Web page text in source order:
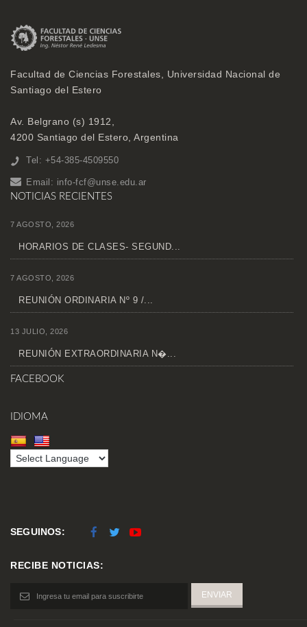
Facultad de Ciencias Forestales, Universidad Nacional de
Santiago del Estero
Av. Belgrano (s) 1912,
4200 Santiago del Estero, Argentina
Tel: +54-385-4509550
Email: info-fcf@unse.edu.ar
NOTICIAS RECIENTES
7 AGOSTO, 2026
HORARIOS DE CLASES- SEGUND...
7 AGOSTO, 2026
REUNIÓN ORDINARIA Nº 9 /...
13 JULIO, 2026
REUNIÓN EXTRAORDINARIA N�...
FACEBOOK
IDIOMA
SEGUINOS:
RECIBE NOTICIAS: